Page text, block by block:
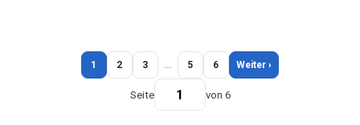
1 2 3 … 5 6 Weiter ›
Seite von 6